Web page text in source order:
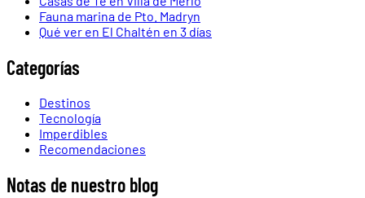
Fauna marina de Pto. Madryn
Qué ver en El Chaltén en 3 días
Categorías
Destinos
Tecnología
Imperdibles
Recomendaciones
Notas de nuestro blog